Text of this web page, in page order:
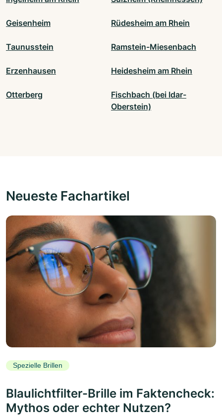
Geisenheim Rüdesheim am Rhein
Taunusstein Ramstein-Miesenbach
Erzenhausen Heidesheim am Rhein
Otterberg
Fischbach (bei Idar-
Oberstein)
Neueste Fachartikel
Spezielle Brillen
Blaulichtfilter-Brille im Faktencheck:
Mythos oder echter Nutzen?